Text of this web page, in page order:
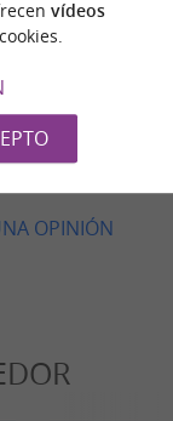
el
OPINIÓN
vídeos